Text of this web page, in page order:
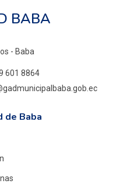
BABA
- Baba
601 8864
de Baba